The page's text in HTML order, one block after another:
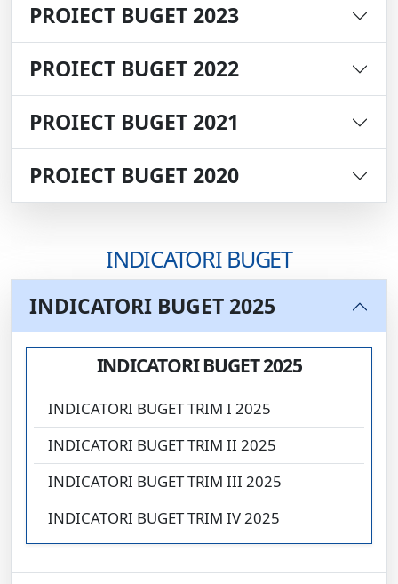
PROIECT BUGET 2023
PROIECT BUGET 2022
PROIECT BUGET 2021
PROIECT BUGET 2020
INDICATORI BUGET
INDICATORI BUGET 2025
INDICATORI BUGET 2025
INDICATORI BUGET TRIM I 2025
INDICATORI BUGET TRIM II 2025
INDICATORI BUGET TRIM III 2025
INDICATORI BUGET TRIM IV 2025